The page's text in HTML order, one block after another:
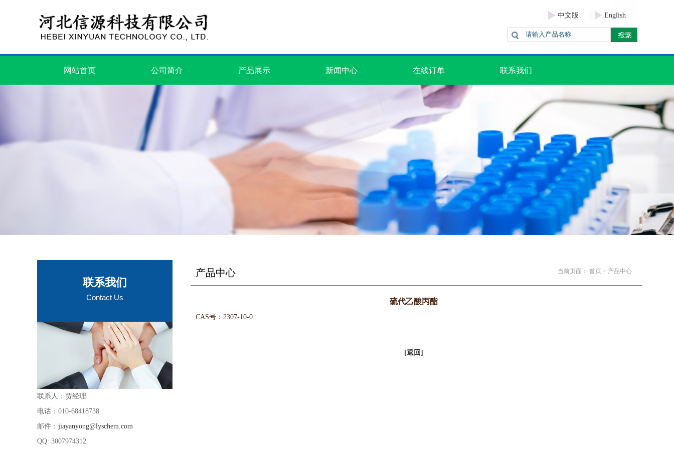
中文版 English
网站首页 公司简介 产品展示 新闻中心 在线订单 联系我们
联系我们
Contact Us
联系人：贾经理
电话：010-68418738
邮件： jiayanyong@lyschem.com
QQ: 3007974312
产品中心 当前页面： 首页 > 产品中心
硫代乙酸丙酯
CAS号：2307-10-0
[返回]